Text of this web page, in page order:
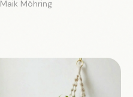
Maik Möhring